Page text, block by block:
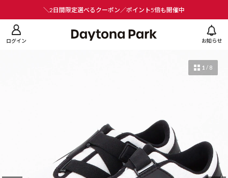
＼2日間限定選べるクーポン／ポイント5倍も開催中
ログイン お知らせ
1 / 8